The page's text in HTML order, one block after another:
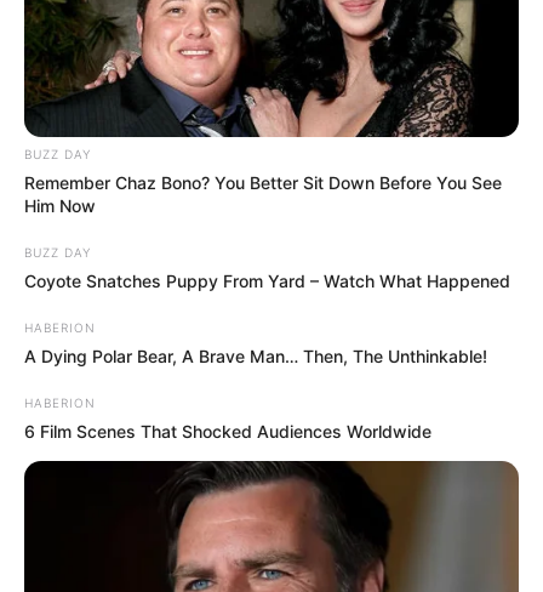
BUZZ DAY
Remember Chaz Bono? You Better Sit Down Before You See
Him Now
BUZZ DAY
Coyote Snatches Puppy From Yard – Watch What Happened
HABERION
A Dying Polar Bear, A Brave Man… Then, The Unthinkable!
HABERION
6 Film Scenes That Shocked Audiences Worldwide